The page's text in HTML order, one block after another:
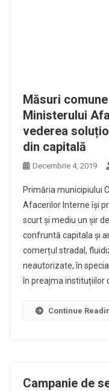
Măsuri
Ministerului
vederea
din capitală
Decembrie 4, 2019
Primăria municipiului
Afacerilor Interne își
scurt și mediu un șir
confruntă capitala și
comerțul stradal,
neautorizate, în
în preajma instituțiilor
Continue
Campanie de